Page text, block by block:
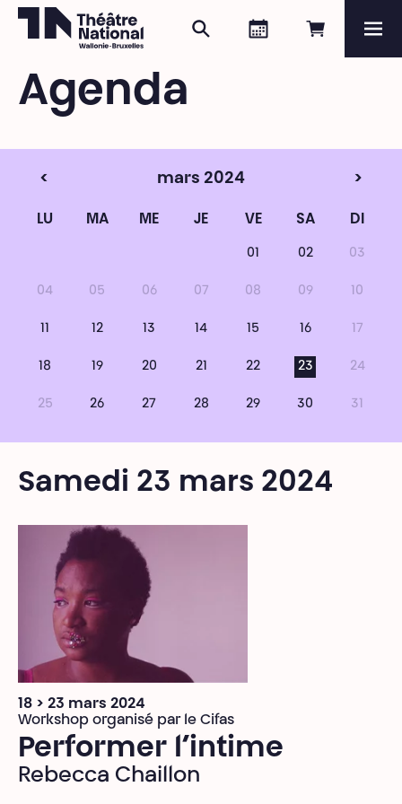
Réserver
Agenda
Rechercher
Agenda
< mars 2024 >
LU MA ME JE VE SA DI
01 02 03
04 05 06 07 08 09 10
11 12 13 14 15 16 17
18 19 20 21 22 23 24
25 26 27 28 29 30 31
Samedi 23 mars 2024
18 > 23 mars 2024
Workshop organisé par le Cifas
Performer l’intime
Rebecca Chaillon